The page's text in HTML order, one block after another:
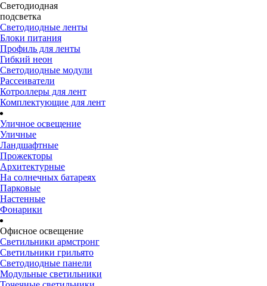
Светодиодная
подсветка
Светодиодные ленты
Блоки питания
Профиль для ленты
Гибкий неон
Светодиодные модули
Рассеиватели
Котроллеры для лент
Комплектующие для лент
Уличное освещение
Уличные
Ландшафтные
Прожекторы
Архитектурные
На солнечных батареях
Парковые
Настенные
Фонарики
Офисное освещение
Светильники армстронг
Светильники грильято
Светодиодные панели
Модульные светильники